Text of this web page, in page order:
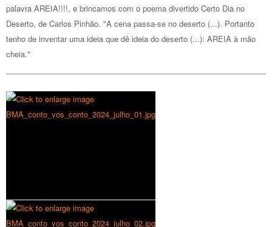
palavra AREIA!!!!, e brincamos com o poema divertido Certo Dia no
Deserto, de Carlos Pinhão. "A cena passa-se no deserto (...). Portanto
tenho de inventar uma ideia que dê ideia do deserto (...): AREIA à mão
cheia."